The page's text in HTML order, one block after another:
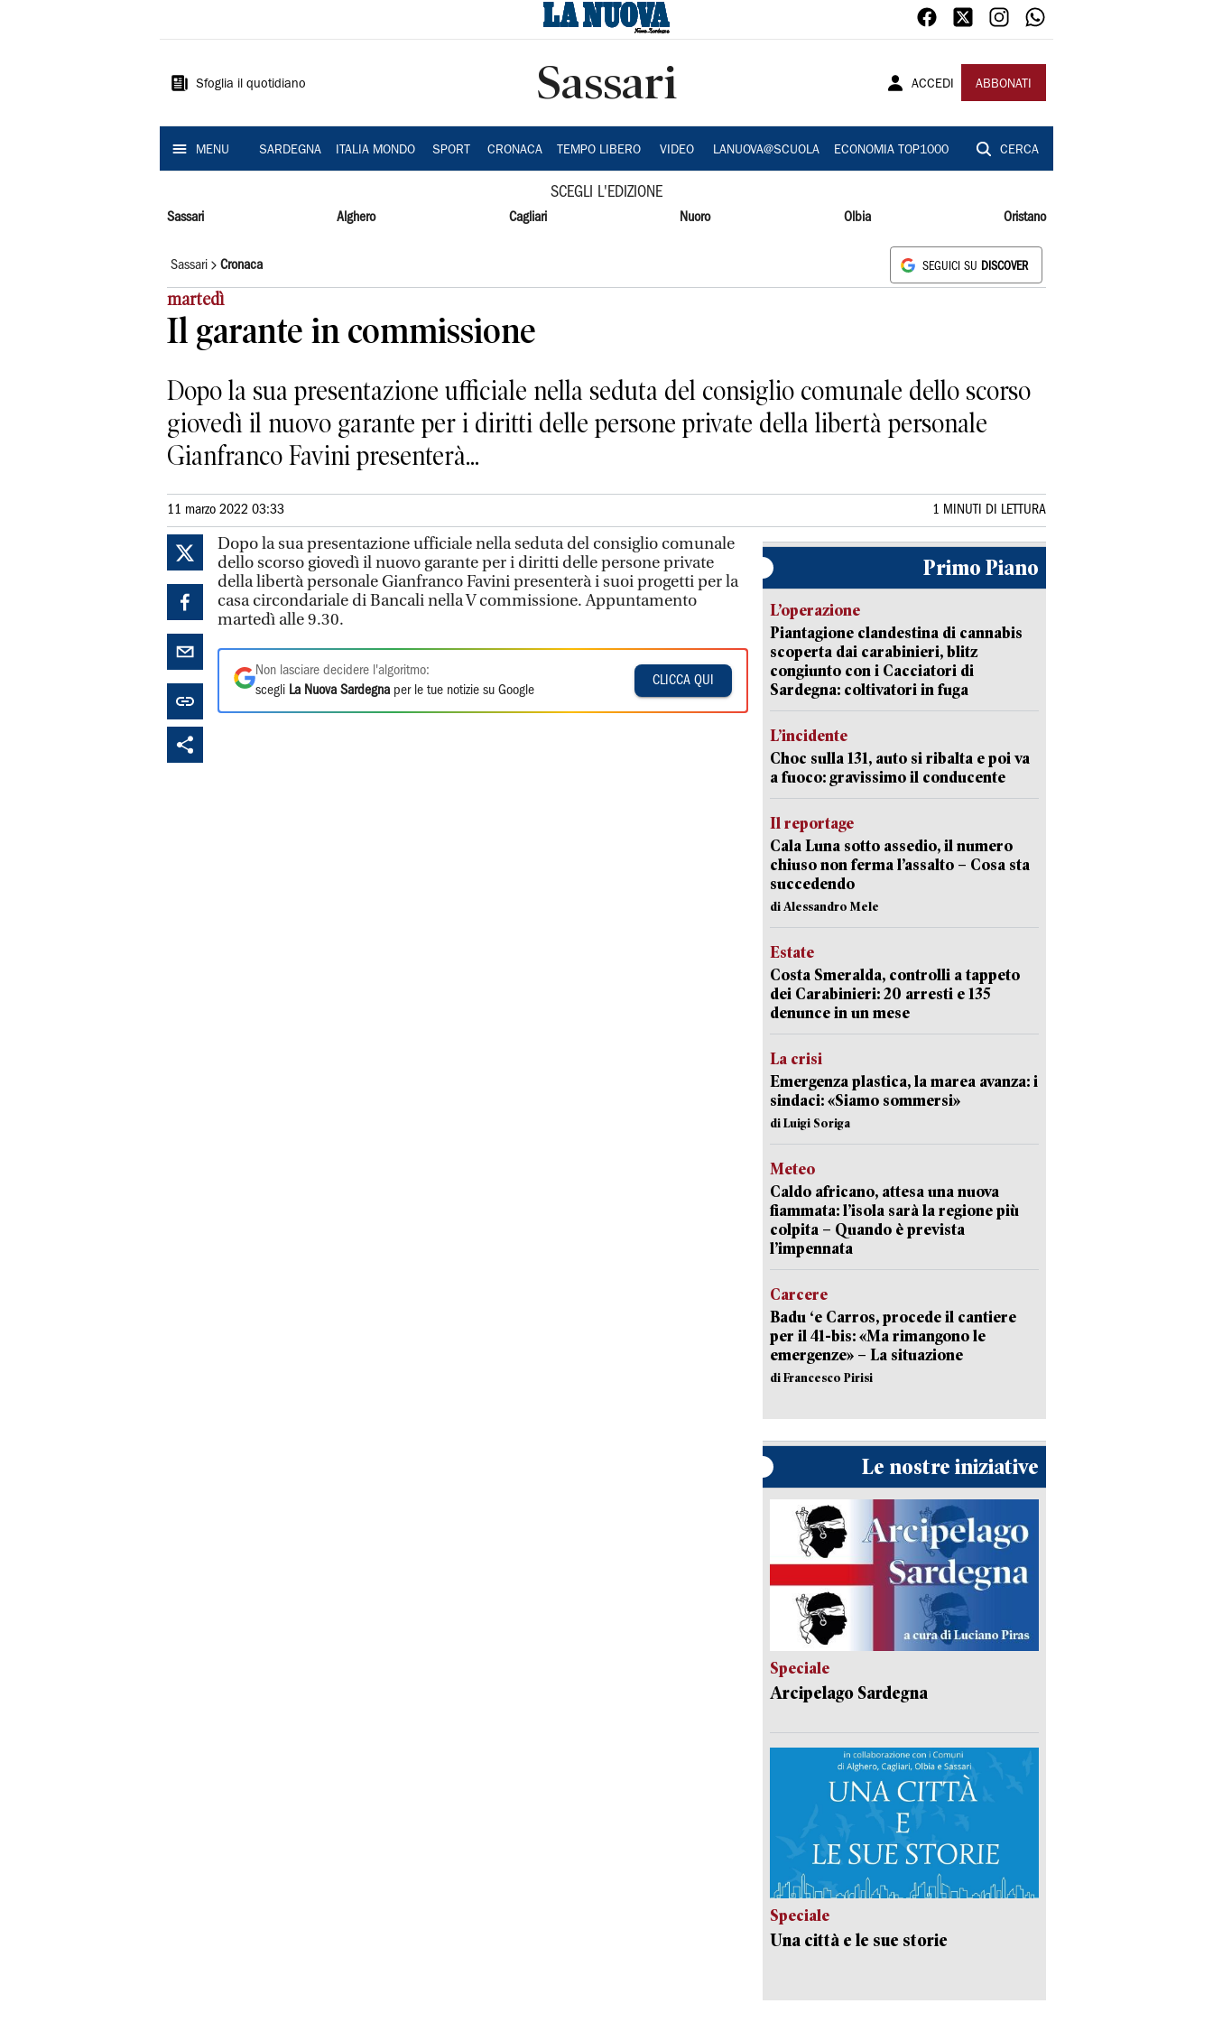
Sardegna
Sfoglia il quotidiano Sassari ACCEDI ABBONATI
MENU SARDEGNA ITALIA MONDO SPORT CRONACA TEMPO LIBERO VIDEO LANUOVA@SCUOLA ECONOMIA TOP1000 CERCA
SCEGLI L'EDIZIONE
Sassari Alghero Cagliari Nuoro Olbia Oristano
Sassari Cronaca SEGUICI SU DISCOVER
martedì
Il garante in commissione
Dopo la sua presentazione ufficiale nella seduta del consiglio comunale dello scorso
giovedì il nuovo garante per i diritti delle persone private della libertà personale
Gianfranco Favini presenterà...
11 marzo 2022 03:33 1 MINUTI DI LETTURA
Dopo la sua presentazione ufficiale nella seduta del consiglio comunale
dello scorso giovedì il nuovo garante per i diritti delle persone private
della libertà personale Gianfranco Favini presenterà i suoi progetti per la
casa circondariale di Bancali nella V commissione. Appuntamento
martedì alle 9.30.
Non lasciare decidere l'algoritmo:
scegli La Nuova Sardegna per le tue notizie su Google
CLICCA QUI
Primo Piano
L’operazione
Piantagione clandestina di cannabis
scoperta dai carabinieri, blitz
congiunto con i Cacciatori di
Sardegna: coltivatori in fuga
L’incidente
Choc sulla 131, auto si ribalta e poi va
a fuoco: gravissimo il conducente
Il reportage
Cala Luna sotto assedio, il numero
chiuso non ferma l’assalto – Cosa sta
succedendo
di Alessandro Mele
Estate
Costa Smeralda, controlli a tappeto
dei Carabinieri: 20 arresti e 135
denunce in un mese
La crisi
Emergenza plastica, la marea avanza: i
sindaci: «Siamo sommersi»
di Luigi Soriga
Meteo
Caldo africano, attesa una nuova
fiammata: l’isola sarà la regione più
colpita – Quando è prevista
l’impennata
Carcere
Badu ‘e Carros, procede il cantiere
per il 41-bis: «Ma rimangono le
emergenze» – La situazione
di Francesco Pirisi
Le nostre iniziative
Speciale
Arcipelago Sardegna
Speciale
Una città e le sue storie